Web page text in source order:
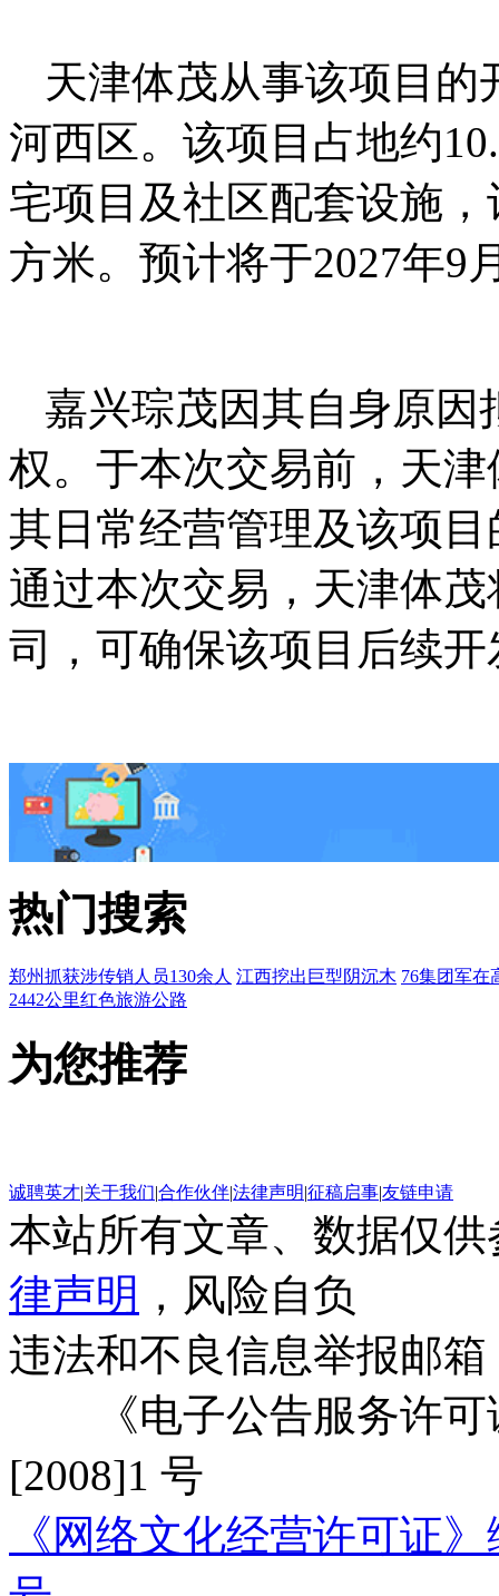
天津体茂从事该项目
河西区。该项目占地约
宅项目及社区配套设施
方米。预计将于2027年9
嘉兴琮茂因其自身原因
权。于本次交易前，天
其日常经营管理及该项
通过本次交易，天津体
司，可确保该项目后续
热门搜索
郑州抓获涉传销人员130余人 江西挖出巨型阴沉木 76集团军在
2442公里红色旅游公路
为您推荐
诚聘英才|关于我们|合作伙伴|法律声明|征稿启事|友链申请
本站所有文章、数据仅
律声明 ，风险自负
违法和不良信息举报邮箱
《电子公告服务许可
[2008]1 号
《网络文化经营许可证